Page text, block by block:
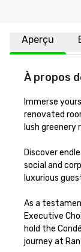
Aperçu
À propos
Immerse
renovated
lush
Discover
social and
luxurious
As a
Executive
hold the
journey at